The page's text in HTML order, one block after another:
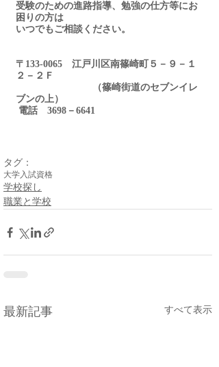
受験のための進路指導、勉強の仕方等にお
困りの方は
いつでもご相談ください。
〒133-0065　江戸川区南篠崎町５－９－１
２－２Ｆ
（篠崎街道のセブンイレ
ブンの上）
電話　3698－6641
タグ：
大学入試資格
学校探し
職業と学校
最新記事 すべて表示